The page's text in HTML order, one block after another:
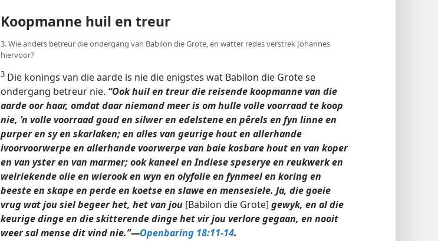
Koopmanne huil en treur
3. Wie anders betreur die ondergang van Babilon die Grote, en watter redes verstrek Johannes
hiervoor?
3 Die konings van die aarde is nie die enigstes wat Babilon die Grote se
ondergang betreur nie. “Ook huil en treur die reisende koopmanne van die
aarde oor haar, omdat daar niemand meer is om hulle volle voorraad te koop
nie, ’n volle voorraad goud en silwer en edelstene en pêrels en fyn linne en
purper en sy en skarlaken; en alles van geurige hout en allerhande
ivoorvoorwerpe en allerhande voorwerpe van baie kosbare hout en van koper
en van yster en van marmer; ook kaneel en Indiese speserye en reukwerk en
welriekende olie en wierook en wyn en olyfolie en fynmeel en koring en
beeste en skape en perde en koetse en slawe en mensesiele. Ja, die goeie
vrug wat jou siel begeer het, het van jou [Babilon die Grote] gewyk, en al die
keurige dinge en die skitterende dinge het vir jou verlore gegaan, en nooit
weer sal mense dit vind nie.”—Openbaring 18:11-14.